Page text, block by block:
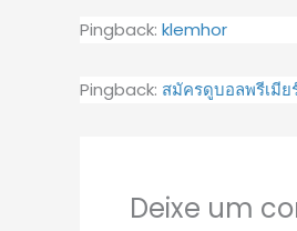
Pingback: klemhor
Pingback: สมัครดูบอลพรีเมีย
Deixe um